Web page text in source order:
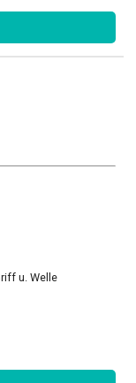
u. Welle